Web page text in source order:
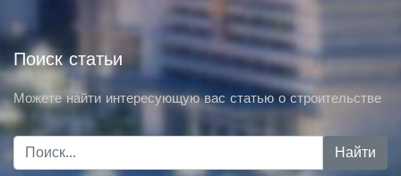
Поиск статьи
Можете найти интересующую вас статью о строительстве